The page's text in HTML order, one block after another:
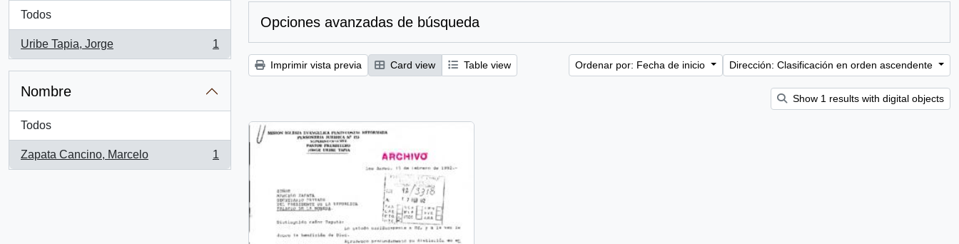
Todos
Uribe Tapia, Jorge
, 1 resultados
1
Nombre
Todos
Zapata Cancino, Marcelo
, 1 resultados
1
Opciones avanzadas de búsqueda
Imprimir vista previa Card view Table view Ordenar por: Fecha de inicio Dirección: Clasificación en orden ascendente
Show 1 results with digital objects